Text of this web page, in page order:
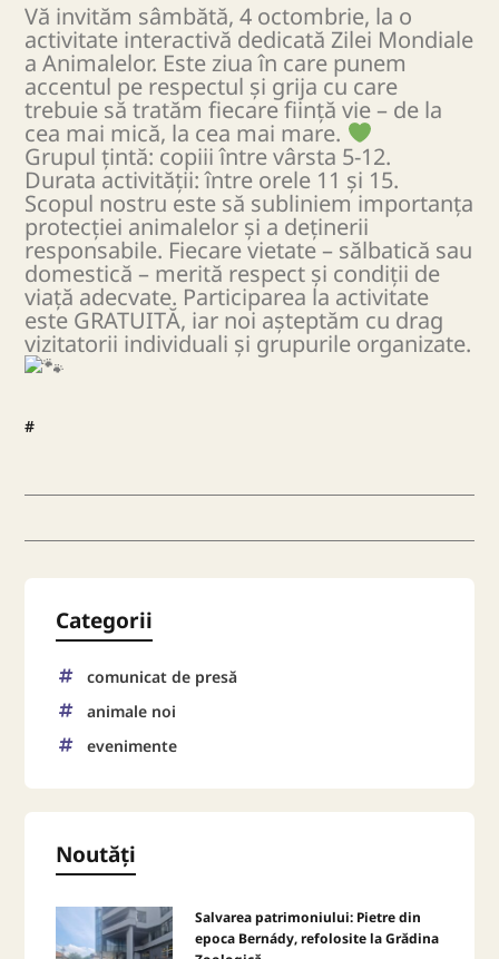
Vă invităm sâmbătă, 4 octombrie, la o
activitate interactivă dedicată Zilei Mondiale
a Animalelor. Este ziua în care punem
accentul pe respectul și grija cu care
trebuie să tratăm fiecare ființă vie – de la
cea mai mică, la cea mai mare.
Grupul țintă: copiii între vârsta 5-12.
Durata activității: între orele 11 și 15.
Scopul nostru este să subliniem importanța
protecției animalelor și a deținerii
responsabile. Fiecare vietate – sălbatică sau
domestică – merită respect și condiții de
viață adecvate. Participarea la activitate
este GRATUITĂ, iar noi așteptăm cu drag
vizitatorii individuali și grupurile organizate.
#
Categorii
comunicat de presă
animale noi
evenimente
Noutăți
Salvarea patrimoniului: Pietre din
epoca Bernády, refolosite la Grădina